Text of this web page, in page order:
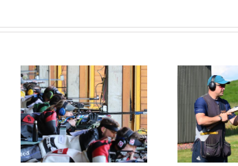
Heimsbikarmót í
Kazakhstan